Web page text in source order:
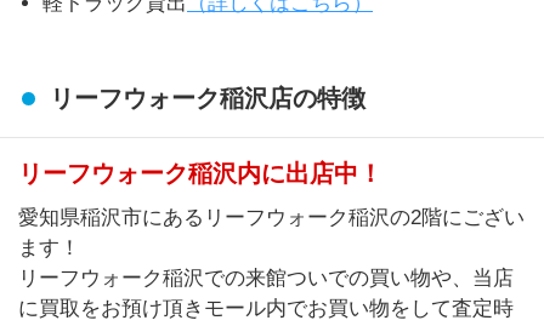
リーフウォーク稲沢店の特徴
リーフウォーク稲沢内に出店中！
愛知県稲沢市にあるリーフウォーク稲沢の2階にござい
ます！
リーフウォーク稲沢での来館ついでの買い物や、当店
に買取をお預け頂きモール内でお買い物をして査定時